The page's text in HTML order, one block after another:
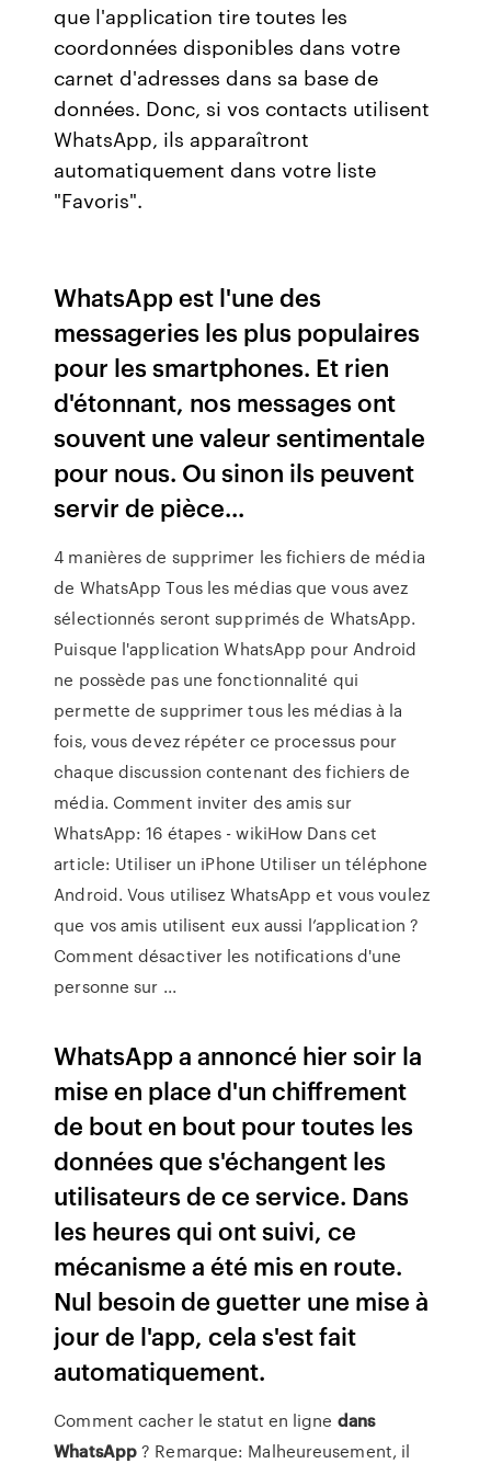
que l'application tire toutes les
coordonnées disponibles dans votre
carnet d'adresses dans sa base de
données. Donc, si vos contacts utilisent
WhatsApp, ils apparaîtront
automatiquement dans votre liste
"Favoris".
WhatsApp est l'une des
messageries les plus populaires
pour les smartphones. Et rien
d'étonnant, nos messages ont
souvent une valeur sentimentale
pour nous. Ou sinon ils peuvent
servir de pièce...
4 manières de supprimer les fichiers de média
de WhatsApp Tous les médias que vous avez
sélectionnés seront supprimés de WhatsApp.
Puisque l'application WhatsApp pour Android
ne possède pas une fonctionnalité qui
permette de supprimer tous les médias à la
fois, vous devez répéter ce processus pour
chaque discussion contenant des fichiers de
média. Comment inviter des amis sur
WhatsApp: 16 étapes - wikiHow Dans cet
article: Utiliser un iPhone Utiliser un téléphone
Android. Vous utilisez WhatsApp et vous voulez
que vos amis utilisent eux aussi l’application ?
Comment désactiver les notifications d'une
personne sur ...
WhatsApp a annoncé hier soir la
mise en place d'un chiffrement
de bout en bout pour toutes les
données que s'échangent les
utilisateurs de ce service. Dans
les heures qui ont suivi, ce
mécanisme a été mis en route.
Nul besoin de guetter une mise à
jour de l'app, cela s'est fait
automatiquement.
Comment cacher le statut en ligne dans
WhatsApp? Remarque: Malheureusement, il